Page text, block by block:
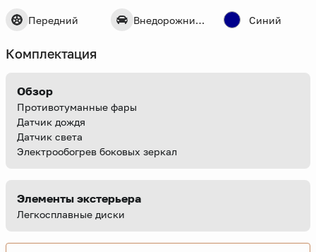
Передний Внедорожник 5 дв. Синий
Комплектация
Обзор
Противотуманные фары
Датчик дождя
Датчик света
Электрообогрев боковых зеркал
Элементы экстерьера
Легкосплавные диски